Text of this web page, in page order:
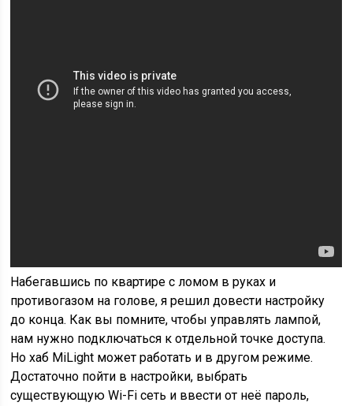
Набегавшись по квартире с ломом в руках и
противогазом на голове, я решил довести настройку
до конца. Как вы помните, чтобы управлять лампой,
нам нужно подключаться к отдельной точке доступа.
Но хаб MiLight может работать и в другом режиме.
Достаточно пойти в настройки, выбрать
существующую Wi-Fi сеть и ввести от неё пароль,